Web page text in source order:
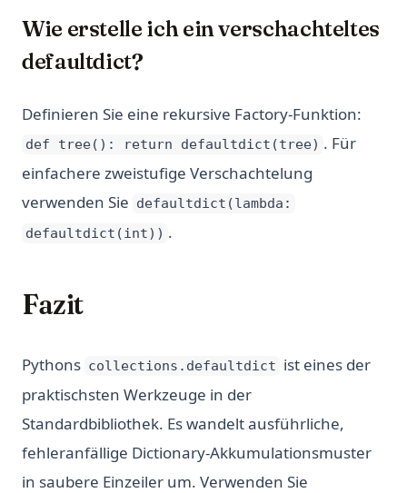
Wie erstelle ich ein verschachteltes
defaultdict?
Definieren Sie eine rekursive Factory-Funktion:
def tree(): return defaultdict(tree) . Für
einfachere zweistufige Verschachtelung
verwenden Sie defaultdict(lambda:
defaultdict(int)) .
Fazit
Pythons collections.defaultdict ist eines der
praktischsten Werkzeuge in der
Standardbibliothek. Es wandelt ausführliche,
fehleranfällige Dictionary-Akkumulationsmuster
in saubere Einzeiler um. Verwenden Sie